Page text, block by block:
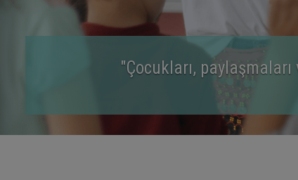
''7-13 yaş arasındaki